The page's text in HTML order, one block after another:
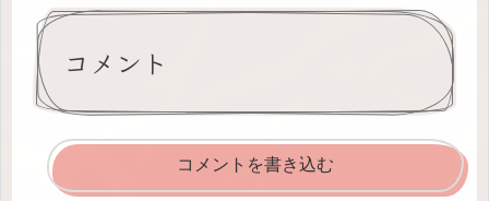
コメント
コメントを書き込む